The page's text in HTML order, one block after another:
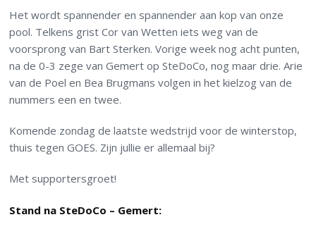
Het wordt spannender en spannender aan kop van onze
pool. Telkens grist Cor van Wetten iets weg van de
voorsprong van Bart Sterken. Vorige week nog acht punten,
na de 0-3 zege van Gemert op SteDoCo, nog maar drie. Arie
van de Poel en Bea Brugmans volgen in het kielzog van de
nummers een en twee.
Komende zondag de laatste wedstrijd voor de winterstop,
thuis tegen GOES. Zijn jullie er allemaal bij?
Met supportersgroet!
Stand na SteDoCo – Gemert: